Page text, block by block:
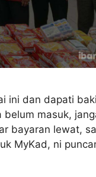
ini dan dapati
masuk,
bayaran lewat,
MyKad, ni